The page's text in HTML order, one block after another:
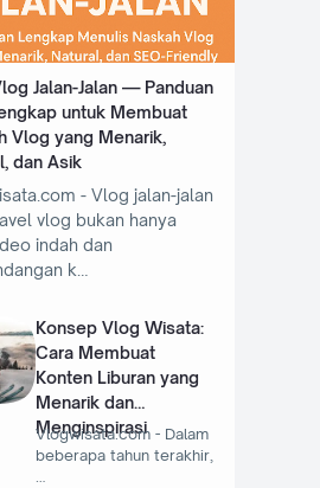
Jalan-Jalan — Panduan
untuk Membuat
Vlog yang Menarik,
dan Asik
- Vlog jalan-jalan
vlog bukan hanya
indah dan
k…
Konsep Vlog Wisata:
Cara Membuat
Konten Liburan yang
Menarik dan
Menginspirasi
Vlogwisata.com - Dalam
beberapa tahun terakhir,
…